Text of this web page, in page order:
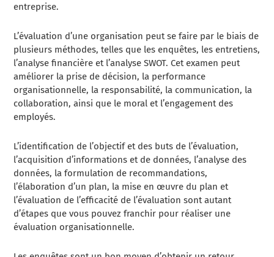
entreprise.
L’évaluation d’une organisation peut se faire par le biais de
plusieurs méthodes, telles que les enquêtes, les entretiens,
l’analyse financière et l’analyse SWOT. Cet examen peut
améliorer la prise de décision, la performance
organisationnelle, la responsabilité, la communication, la
collaboration, ainsi que le moral et l’engagement des
employés.
L’identification de l’objectif et des buts de l’évaluation,
l’acquisition d’informations et de données, l’analyse des
données, la formulation de recommandations,
l’élaboration d’un plan, la mise en œuvre du plan et
l’évaluation de l’efficacité de l’évaluation sont autant
d’étapes que vous pouvez franchir pour réaliser une
évaluation organisationnelle.